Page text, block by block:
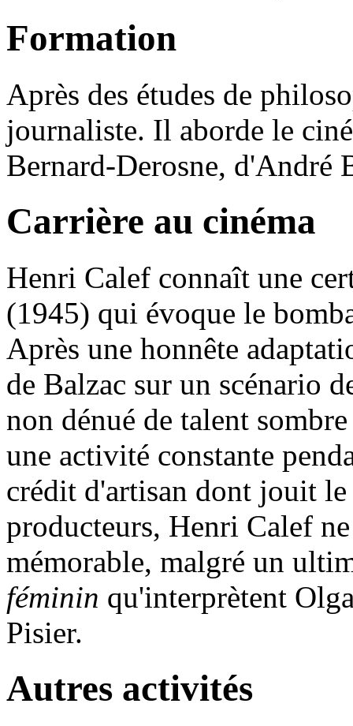
Formation
Après des études de
journaliste. Il aborde le
Bernard-Derosne, d'André
Carrière au cinéma
Henri Calef connaît une
(1945) qui évoque le
Après une honnête
de Balzac sur un scénario
non dénué de talent
une activité constante
crédit d'artisan dont jouit le
producteurs, Henri Calef
mémorable, malgré un
féminin qu'interprètent
Pisier.
Autres activités